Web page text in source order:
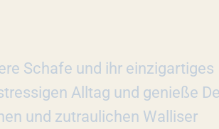
Schafe und ihr einzigartiges
Alltag und genieße
und zutraulichen Walliser